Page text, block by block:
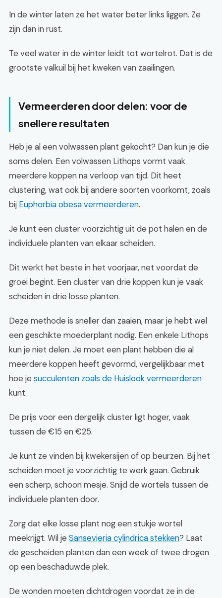
In de winter laten ze het water beter links liggen. Ze
zijn dan in rust.
Te veel water in de winter leidt tot wortelrot. Dat is de
grootste valkuil bij het kweken van zaailingen.
Vermeerderen door delen: voor de
snellere resultaten
Heb je al een volwassen plant gekocht? Dan kun je die
soms delen. Een volwassen Lithops vormt vaak
meerdere koppen na verloop van tijd. Dit heet
clustering, wat ook bij andere soorten voorkomt, zoals
bij Euphorbia obesa vermeerderen.
Je kunt een cluster voorzichtig uit de pot halen en de
individuele planten van elkaar scheiden.
Dit werkt het beste in het voorjaar, net voordat de
groei begint. Een cluster van drie koppen kun je vaak
scheiden in drie losse planten.
Deze methode is sneller dan zaaien, maar je hebt wel
een geschikte moederplant nodig. Een enkele Lithops
kun je niet delen. Je moet een plant hebben die al
meerdere koppen heeft gevormd, vergelijkbaar met
hoe je succulenten zoals de Huislook vermeerderen
kunt.
De prijs voor een dergelijk cluster ligt hoger, vaak
tussen de €15 en €25.
Je kunt ze vinden bij kwekersijen of op beurzen. Bij het
scheiden moet je voorzichtig te werk gaan. Gebruik
een scherp, schoon mesje. Snijd de wortels tussen de
individuele planten door.
Zorg dat elke losse plant nog een stukje wortel
meekrijgt. Wil je Sansevieria cylindrica stekken? Laat
de gescheiden planten dan een week of twee drogen
op een beschaduwde plek.
De wonden moeten dichtdrogen voordat ze in de